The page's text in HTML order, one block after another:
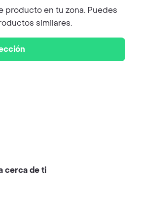
producto en tu zona. Puedes
similares.
cerca de ti